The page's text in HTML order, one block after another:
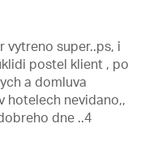
vytreno super..ps, i
postel klient , po
a domluva
hotelech nevidano,,
dne ..4